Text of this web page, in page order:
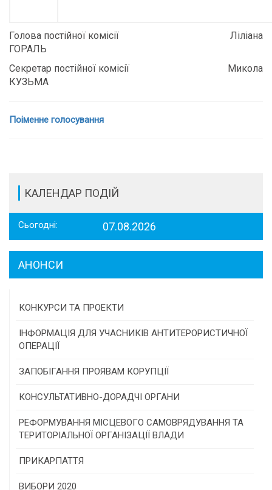
Голова постійної комісії Ліліана
ГОРАЛЬ
Секретар постійної комісії Микола
КУЗЬМА
Поіменне голосування
КАЛЕНДАР ПОДІЙ
Сьогодні: 07.08.2026
АНОНСИ
КОНКУРСИ ТА ПРОЕКТИ
Конкурс проектів та програм місцевого
самоврядування
Конкурс інститутів громадянського суспільства
Програми/конкурси МТД
ІНФОРМАЦІЯ ДЛЯ УЧАСНИКІВ АНТИТЕРОРИСТИЧНОЇ
ОПЕРАЦІЇ
ЗАПОБІГАННЯ ПРОЯВАМ КОРУПЦІЇ
КОНСУЛЬТАТИВНО-ДОРАДЧІ ОРГАНИ
Консультативна рада
РЕФОРМУВАННЯ МІСЦЕВОГО САМОВРЯДУВАННЯ ТА
ТЕРИТОРІАЛЬНОЇ ОРГАНІЗАЦІЇ ВЛАДИ
ПРИКАРПАТТЯ
Історична довідка
ВИБОРИ 2020